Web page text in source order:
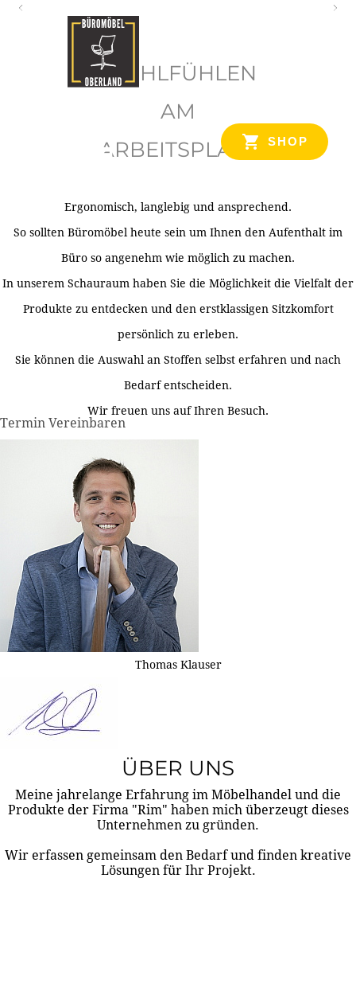
SHOP
WOHLFÜHLEN
AM
ARBEITSPLATZ
Ergonomisch, langlebig und ansprechend.
So sollten Büromöbel heute sein um Ihnen den Aufenthalt im
Büro so angenehm wie möglich zu machen.
In unserem Schauraum haben Sie die Möglichkeit die Vielfalt der
Produkte zu entdecken und den erstklassigen Sitzkomfort
persönlich zu erleben.
Sie können die Auswahl an Stoffen selbst erfahren und nach
Bedarf entscheiden.
Wir freuen uns auf Ihren Besuch.
Termin Vereinbaren
Thomas Klauser
ÜBER UNS
Meine jahrelange Erfahrung im Möbelhandel und die
Produkte der Firma "Rim" haben mich überzeugt dieses
Unternehmen zu gründen.
Wir erfassen gemeinsam den Bedarf und finden kreative
Lösungen für Ihr Projekt.